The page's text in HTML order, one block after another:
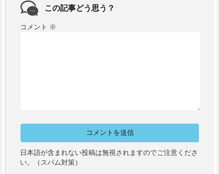
この記事どう思う？
コメント ※
日本語が含まれない投稿は無視されますのでご注意くださ
い。（スパム対策）